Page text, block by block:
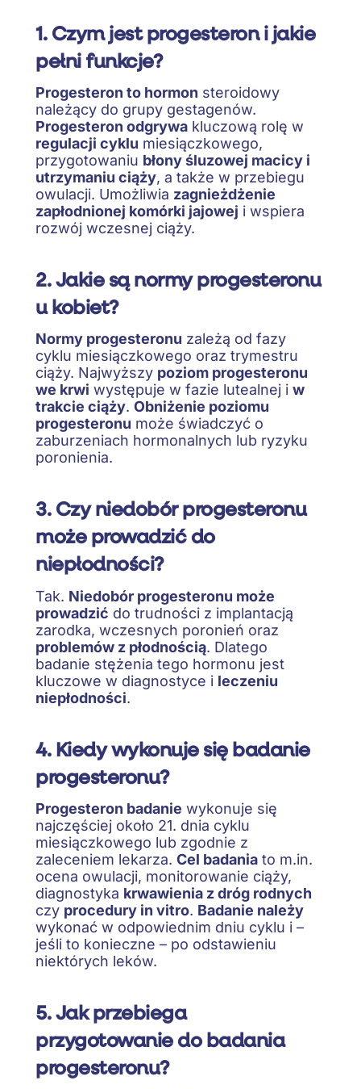
1. Czym jest progesteron i jakie
pełni funkcje?
Progesteron to hormon steroidowy
należący do grupy gestagenów.
Progesteron odgrywa kluczową rolę w
regulacji cyklu miesiączkowego,
przygotowaniu błony śluzowej macicy i
utrzymaniu ciąży, a także w przebiegu
owulacji. Umożliwia zagnieżdżenie
zapłodnionej komórki jajowej i wspiera
rozwój wczesnej ciąży.
2. Jakie są normy progesteronu
u kobiet?
Normy progesteronu zależą od fazy
cyklu miesiączkowego oraz trymestru
ciąży. Najwyższy poziom progesteronu
we krwi występuje w fazie lutealnej i w
trakcie ciąży. Obniżenie poziomu
progesteronu może świadczyć o
zaburzeniach hormonalnych lub ryzyku
poronienia.
3. Czy niedobór progesteronu
może prowadzić do
niepłodności?
Tak. Niedobór progesteronu może
prowadzić do trudności z implantacją
zarodka, wczesnych poronień oraz
problemów z płodnością. Dlatego
badanie stężenia tego hormonu jest
kluczowe w diagnostyce i leczeniu
niepłodności.
4. Kiedy wykonuje się badanie
progesteronu?
Progesteron badanie wykonuje się
najczęściej około 21. dnia cyklu
miesiączkowego lub zgodnie z
zaleceniem lekarza. Cel badania to m.in.
ocena owulacji, monitorowanie ciąży,
diagnostyka krwawienia z dróg rodnych
czy procedury in vitro. Badanie należy
wykonać w odpowiednim dniu cyklu i –
jeśli to konieczne – po odstawieniu
niektórych leków.
5. Jak przebiega
przygotowanie do badania
progesteronu?